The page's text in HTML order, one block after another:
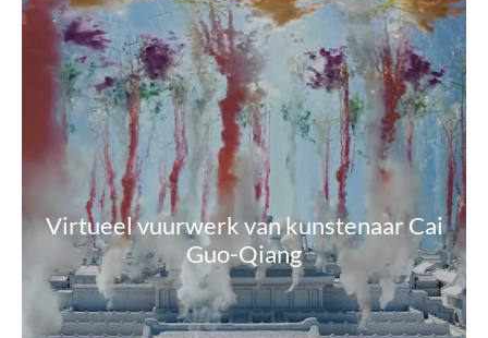
Virtueel vuurwerk van kunstenaar Cai
Guo-Qiang